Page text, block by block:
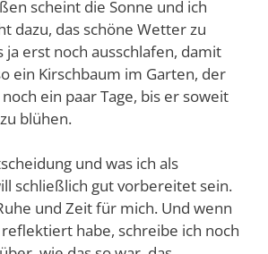
scheint die Sonne und ich
dazu, das schöne Wetter zu
ja erst noch ausschlafen, damit
ein Kirschbaum im Garten, der
ein paar Tage, bis er soweit
blühen.
und was ich als
schließlich gut vorbereitet sein.
und Zeit für mich. Und wenn
habe, schreibe ich noch